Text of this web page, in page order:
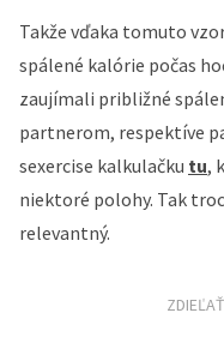
Takže vďaka tomuto
spálené kalórie počas
zaujímali približné
partnerom, respektíve
sexercise kalkulačku tu,
niektoré polohy. Tak
relevantný.
ZDIEĽAŤ